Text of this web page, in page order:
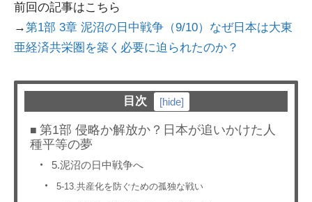
前回の記事はこちら
→第1部 3章 泥沼の日中戦争（9/10）なぜ日本は大東
亜経済共栄圏を築く必要に迫られたのか？
目次 [hide]
第1部 侵略か解放か？日本が追いかけた人
種平等の夢
5.泥沼の日中戦争へ
5-13.共産化を防ぐための孤独な戦い